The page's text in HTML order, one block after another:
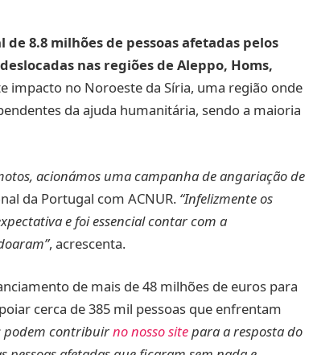
8.8 milhões de pessoas afetadas pelos
nas regiões de Aleppo, Homs,
impacto no Noroeste da Síria, uma região onde
da ajuda humanitária, sendo a maioria
acionámos uma campanha de angariação de
da Portugal com ACNUR. “Infelizmente os
e foi essencial contar com a
, acrescenta.
de mais de 48 milhões de euros para
cerca de 385 mil pessoas que enfrentam
podem contribuirno nosso sitepara a resposta do